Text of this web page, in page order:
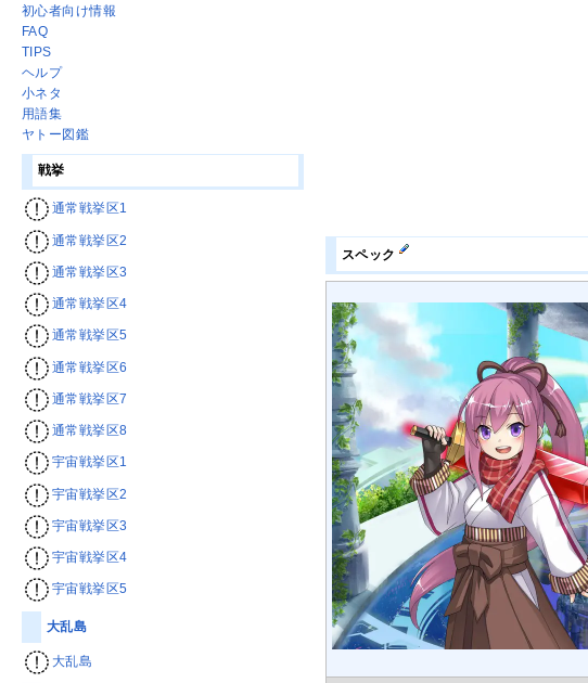
スペック
初心者向け情報
FAQ
TIPS
ヘルプ
小ネタ
用語集
ヤトー図鑑
戦挙
通常戦挙区1
通常戦挙区2
通常戦挙区3
通常戦挙区4
通常戦挙区5
通常戦挙区6
通常戦挙区7
通常戦挙区8
宇宙戦挙区1
宇宙戦挙区2
宇宙戦挙区3
宇宙戦挙区4
宇宙戦挙区5
大乱島
大乱島